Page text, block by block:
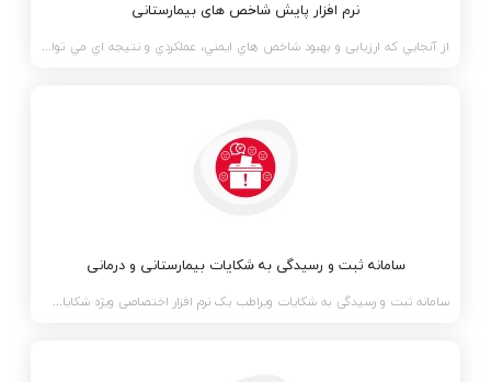
نرم افزار پایش شاخص های بیمارستانی
از آنجايي که ارزیابی و بهبود شاخص هاي ايمني، عملکردي و نتيجه اي مي تواند منجر به بهبود کيفيت مراقبت
سامانه ثبت و رسیدگی به شکایات بیمارستانی و درمانی
سامانه ثبت و رسیدگی به شکایات ویراطب یک نرم افزار اختصاصی ویژه شکایات بیمارستانی است که بصورت چند م